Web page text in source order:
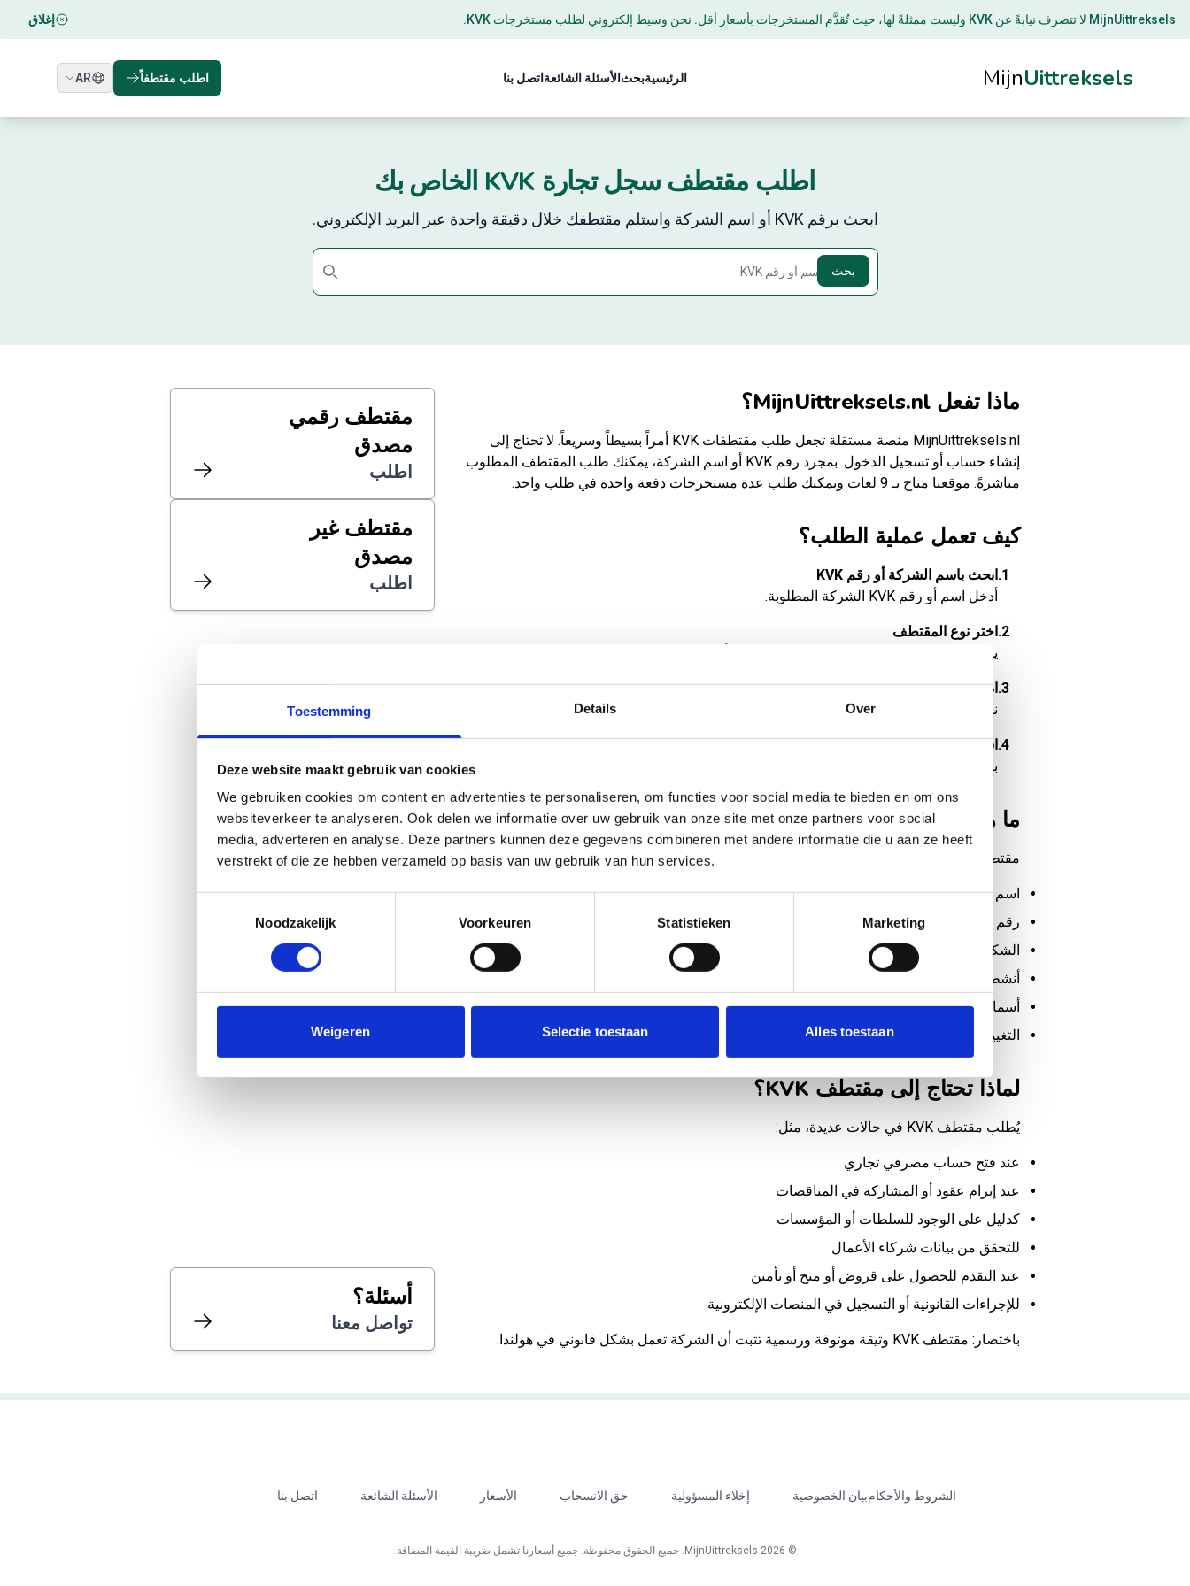
Toestemming Details Over
Deze website maakt gebruik van cookies
We gebruiken cookies om content en advertenties te personaliseren, om functies voor social media te bieden en om ons
websiteverkeer te analyseren. Ook delen we informatie over uw gebruik van onze site met onze partners voor social
media, adverteren en analyse. Deze partners kunnen deze gegevens combineren met andere informatie die u aan ze heeft
verstrekt of die ze hebben verzameld op basis van uw gebruik van hun services.
Noodzakelijk
Voorkeuren Statistieken Marketing
Weigeren Selectie toestaan Alles toestaan
MijnUittreksels لا تتصرف نيابةً عن KVK وليست ممثلةً لها، حيث تُقدَّم المستخرجات بأسعار أقل. نحن وسيط إلكتروني لطلب مستخرجات KVK. إغلاق
MijnUittreksels الرئيسيةبحث الأسئلة الشائعة اتصل بنا اطلب مقتطفاً AR
اطلب مقتطف سجل تجارة KVK الخاص بك
ابحث برقم KVK أو اسم الشركة واستلم مقتطفك خلال دقيقة واحدة عبر البريد الإلكتروني.
بحث
ماذا تفعل MijnUittreksels.nl؟
MijnUittreksels.nl منصة مستقلة تجعل طلب مقتطفات KVK أمراً بسيطاً وسريعاً. لا تحتاج إلى
إنشاء حساب أو تسجيل الدخول. بمجرد رقم KVK أو اسم الشركة، يمكنك طلب المقتطف المطلوب
مباشرةً. موقعنا متاح بـ 9 لغات ويمكنك طلب عدة مستخرجات دفعة واحدة في طلب واحد.
كيف تعمل عملية الطلب؟
1. ابحث باسم الشركة أو رقم KVK
أدخل اسم أو رقم KVK الشركة المطلوبة.
2. اختر نوع المقتطف
يمكنك الاختيار بين مقتطف مصدق، غير مصدق، أو ورقي.
3. ادفع بأمان عبر الإنترنت
نقبل طرق دفع آمنة متعددة. جميع الأسعار تشمل 21% ضريبة القيمة المضافة.
4. استلم المقتطف عبر البريد الإلكتروني
بعد الدفع الناجح، ستستلم المقتطف مباشرةً في صندوق بريدك.
ما هو مقتطف KVK؟
مقتطف من السجل التجاري لغرفة التجارة هو وثيقة رسمية تؤكد أن الشركة مسجلة في هولندا.
اسم الشركة والأسماء التجارية وبيانات العنوان
رقم KVK وتاريخ التأسيس
الشكل القانوني (مثل BV أو مؤسسة فردية)
أنشطة الأعمال (رمز SBI)
أسماء المديرين و/أو المالكين
التغييرات التاريخية المحتملة
لماذا تحتاج إلى مقتطف KVK؟
يُطلب مقتطف KVK في حالات عديدة، مثل:
عند فتح حساب مصرفي تجاري
عند إبرام عقود أو المشاركة في المناقصات
كدليل على الوجود للسلطات أو المؤسسات
للتحقق من بيانات شركاء الأعمال
عند التقدم للحصول على قروض أو منح أو تأمين
للإجراءات القانونية أو التسجيل في المنصات الإلكترونية
باختصار: مقتطف KVK وثيقة موثوقة ورسمية تثبت أن الشركة تعمل بشكل قانوني في هولندا.
مقتطف رقمي
مصدق
اطلب
مقتطف غير
مصدق
اطلب
أسئلة؟
تواصل معنا
الشروط والأحكامبيان الخصوصية إخلاء المسؤولية حق الانسحاب الأسعار الأسئلة الشائعة اتصل بنا
© 2026 MijnUittreksels. جميع الحقوق محفوظة. جميع أسعارنا تشمل ضريبة القيمة المضافة.